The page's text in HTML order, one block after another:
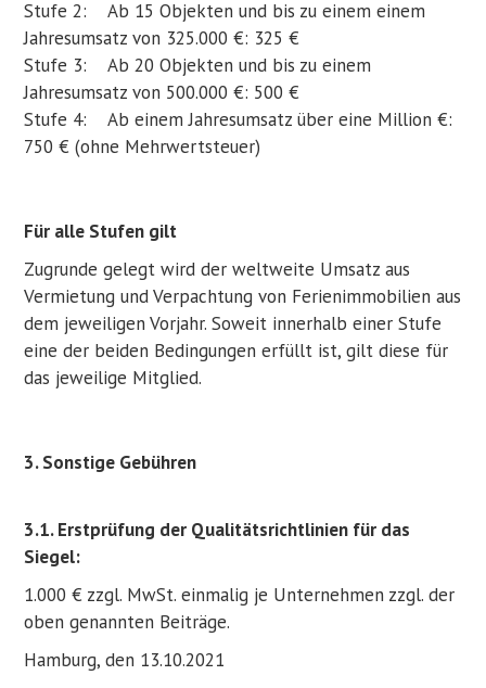
Stufe 2: Ab 15 Objekten und bis zu einem einem
Jahresumsatz von 325.000 €: 325 €
Stufe 3: Ab 20 Objekten und bis zu einem
Jahresumsatz von 500.000 €: 500 €
Stufe 4: Ab einem Jahresumsatz über eine Million €:
750 € (ohne Mehrwertsteuer)
Für alle Stufen gilt
Zugrunde gelegt wird der weltweite Umsatz aus
Vermietung und Verpachtung von Ferienimmobilien aus
dem jeweiligen Vorjahr. Soweit innerhalb einer Stufe
eine der beiden Bedingungen erfüllt ist, gilt diese für
das jeweilige Mitglied.
3. Sonstige Gebühren
3.1. Erstprüfung der Qualitätsrichtlinien für das
Siegel:
1.000 € zzgl. MwSt. einmalig je Unternehmen zzgl. der
oben genannten Beiträge.
Hamburg, den 13.10.2021